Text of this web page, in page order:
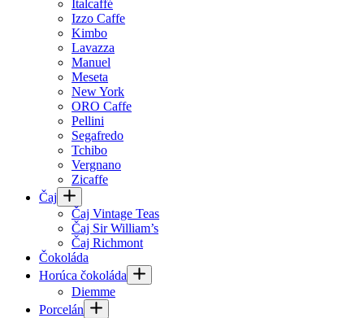
Italcaffé
Izzo Caffe
Kimbo
Lavazza
Manuel
Meseta
New York
ORO Caffe
Pellini
Segafredo
Tchibo
Vergnano
Zicaffe
Čaj
Čaj Vintage Teas
Čaj Sir William’s
Čaj Richmont
Čokoláda
Horúca čokoláda
Diemme
Porcelán